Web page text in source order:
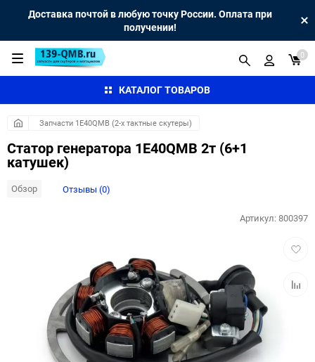
Доставка почтой в любую точку России. Оплата при
получении!
КАТАЛОГ ТОВАРОВ
0
Запчасти 1E40QMB (2-х тактные скутеры)
Статор генератора 1E40QMB 2т (6+1
катушек)
Обзор Отзывы (0)
Артикул:800397